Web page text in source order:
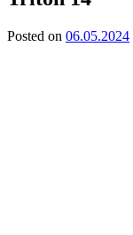
Posted on 06.05.2024